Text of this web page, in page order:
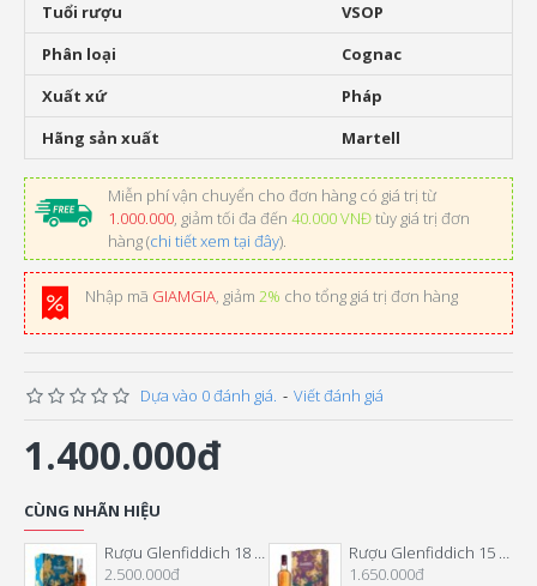
Tuổi rượu
VSOP
Phân loại
Cognac
Xuất xứ
Pháp
Hãng sản xuất
Martell
Miễn phí vận chuyển cho đơn hàng có giá trị từ
1.000.000, giảm tối đa đến 40.000 VNĐtùy giá trị đơn
hàng (chi tiết xem tại đây).
Nhập mã GIAMGIA, giảm 2% cho tổng giá trị đơn hàng
Dựa vào 0 đánh giá. - Viết đánh giá
1.400.000đ
CÙNG NHÃN HIỆU
Rượu Glenfiddich 18 Năm Hộp Quà Tết 2026
2.500.000đ
Rượu Glenfiddich 15 Năm Hộp Quà Tết 2026
1.650.000đ